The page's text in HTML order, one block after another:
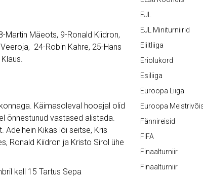
Martin Mäeots, 9-Ronald Kiidron,
24-Robin Kahre, 25-Hans
Käimasoleval hooajal olid
õnnestunud vastased alistada.
Kikas lõi seitse, Kris
Ronald Kiidron ja Kristo Sirol ühe
kell 15 Tartus Sepa
EJL
EJL Miniturniirid
Eliitliiga
Eriolukord
Esiliiga
Euroopa Liiga
Euroopa
Fännireisid
FIFA
Finaalturniir
Finaalturniir